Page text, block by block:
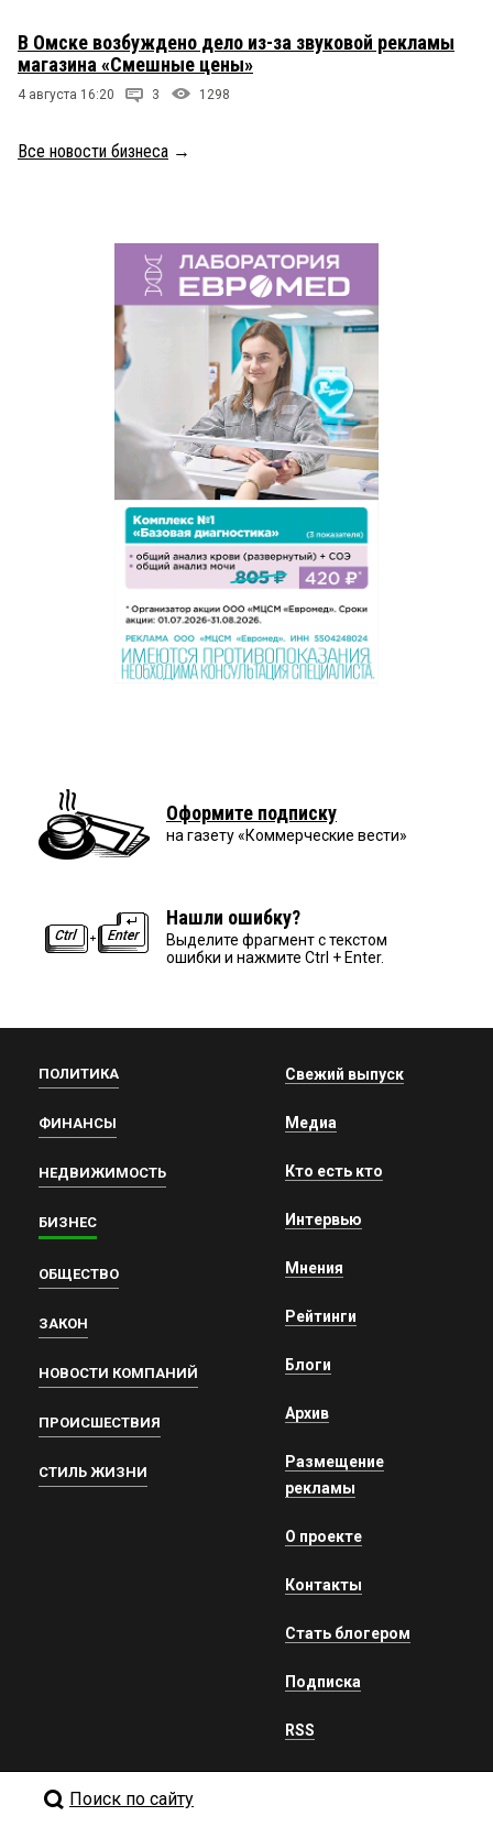
В Омске возбуждено дело из-за звуковой рекламы
магазина «Смешные цены»
4 августа 16:20 3 1298
Все новости бизнеса →
Оформите подписку
на газету «Коммерческие вести»
Нашли ошибку?
Выделите фрагмент с текстом
ошибки и нажмите Ctrl + Enter.
ПОЛИТИКА
ФИНАНСЫ
НЕДВИЖИМОСТЬ
БИЗНЕС
ОБЩЕСТВО
ЗАКОН
НОВОСТИ КОМПАНИЙ
ПРОИСШЕСТВИЯ
СТИЛЬ ЖИЗНИ
Свежий выпуск
Медиа
Кто есть кто
Интервью
Мнения
Рейтинги
Блоги
Архив
Размещение
рекламы
О проекте
Контакты
Стать блогером
Подписка
RSS
Поиск по сайту